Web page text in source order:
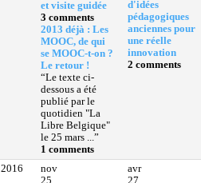
et visite guidée
3 comments
2013 déjà : Les
MOOC, de qui
se MOOC-t-on ?
Le retour !
“Le texte ci-
dessous a été
publié par le
quotidien "La
Libre Belgique"
le 25 mars ...”
1 comments
d'idées
pédagogiques
anciennes pour
une réelle
innovation
2 comments
2016
nov
25
avr
27